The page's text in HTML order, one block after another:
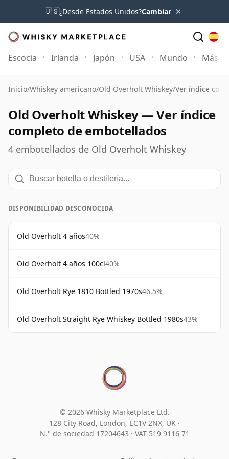
🇺🇸¿Desde Estados Unidos?Cambiar ×
Escocia Irlanda Japón USA Mundo Más
Inicio/Whiskey americano/Old Overholt Whiskey/Ver índice
Old Overholt Whiskey — Ver índice
completo de embotellados
4 embotellados de Old Overholt Whiskey
DISPONIBILIDAD DESCONOCIDA
Old Overholt 4 años40%
Old Overholt 4 años 100cl40%
Old Overholt Rye 1810 Bottled 1970s46.5%
Old Overholt Straight Rye Whiskey Bottled 1980s43%
© 2026 Whisky Marketplace Ltd.
128 City Road, London, EC1V 2NX, UK ·
N.° de sociedad 17204643 · VAT 519 9116 71